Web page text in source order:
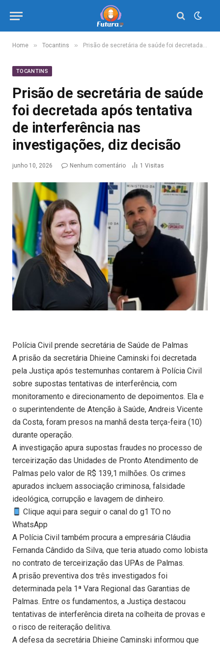
Home » Tocantins » Prisão de secretária de saúde foi decretada após tentativa de interferência nas investigações, diz decisão
TOCANTINS
Prisão de secretária de saúde
foi decretada após tentativa
de interferência nas
investigações, diz decisão
junho 10, 2026 Nenhum comentário 1 Visitas
Polícia Civil prende secretária de Saúde de Palmas
A prisão da secretária Dhieine Caminski foi decretada
pela Justiça após testemunhas contarem à Polícia Civil
sobre supostas tentativas de interferência, com
monitoramento e direcionamento de depoimentos. Ela e
o superintendente de Atenção à Saúde, Andreis Vicente
da Costa, foram presos na manhã desta terça-feira (10)
durante operação.
A investigação apura supostas fraudes no processo de
terceirização das Unidades de Pronto Atendimento de
Palmas pelo valor de R$ 139,1 milhões. Os crimes
apurados incluem associação criminosa, falsidade
ideológica, corrupção e lavagem de dinheiro.
Clique aqui para seguir o canal do g1 TO no
WhatsApp
A Polícia Civil também procura a empresária Cláudia
Fernanda Cândido da Silva, que teria atuado como lobista
no contrato de terceirização das UPAs de Palmas.
A prisão preventiva dos três investigados foi
determinada pela 1ª Vara Regional das Garantias de
Palmas. Entre os fundamentos, a Justiça destacou
tentativas de interferência direta na colheita de provas e
o risco de reiteração delitiva.
A defesa da secretária Dhieine Caminski informou que